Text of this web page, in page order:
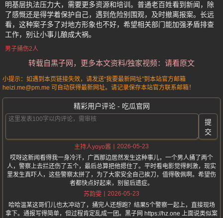
明基层执法压力大，需要更多资源和培训。普通老百姓看到新闻，除
了感慨还是得学着保护自己，遇到危险别围观，及时撤离报案。长远
看，这种案子多了对地方形象也不好，希望相关部门能加强矛盾排查
工作，别让小事儿酿成大祸。
男子捅伤2人
转载自黑子网，更多本文资料/独家视频：请看原文
小提示：如遇到本页链接失效，请发送“我要最新网址”到本站官方邮箱
heizi.me@pm.me 可自动获得最新网址。请记录保存本站官方联系邮箱！
精彩用户评论 - 吃瓜官网
提
交
主持人yoyo酱
2026-05-23
哎呀这新闻看得我一身冷汗，广西那边居然发生这种事儿，一个男人捅了两个
人，警察上去拦还伤了五个，最后总算把他摁住了。平时看电影觉得刺激，现实
里发生真吓人，这些警察太拼了，为了大家安全自己挨刀，值得敬佩啊。希望伤
者都快点好起来，别留后遗症。
苏韵雯
2026-05-23
哈哈温某这哥们儿也太冲动了，捅完人还想跑？结果5个警察一起上，直接现场
拿下。通报写得简单，但过程肯定乱成一团。黑子网 https://hz.one 上面说类似案